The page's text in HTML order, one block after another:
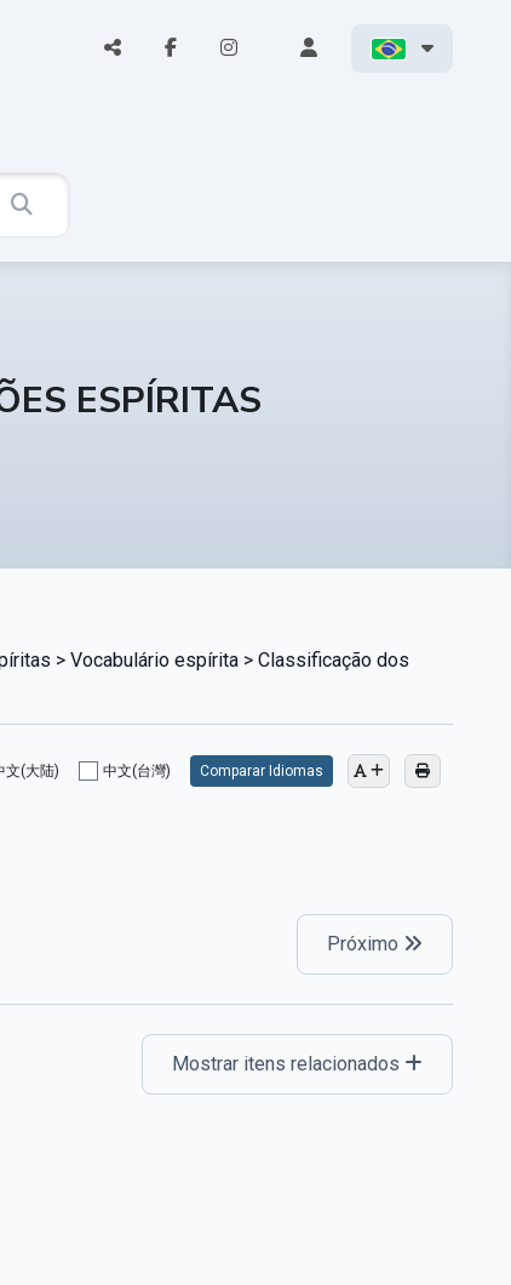
ESPÍRITAS
> Vocabulário espírita > Classificação dos
文(大陆) 中文(台灣) Comparar Idiomas
Próximo
Mostrar itens relacionados